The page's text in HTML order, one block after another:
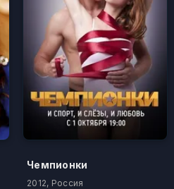
Чемпионки
2012, Россия